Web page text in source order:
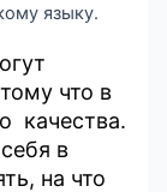
языку.
что в
качества.
в
на что